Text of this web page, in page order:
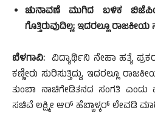
ಚುನಾವಣೆ ಮುಗಿದ ಬಳಿಕ
ಗೊತ್ತಿರುವುದಿಲ್ಲ; ಇದರಲ್ಲೂ ರಾಜಕೀಯ
ಬೆಳಗಾವಿ: ವಿದ್ಯಾರ್ಥಿನಿ ನೇಹಾ ಹತ್ಯೆ
ಕಣ್ಣೀರು ಸುರಿಸುತ್ತಿದ್ದು, ಇದರಲ್ಲೂ
ತುಂಬಾ ನಾಚಿಗೇಡಿತನದ ಸಂಗತಿ ಎಂದು
ಸಚಿವೆ ಲಕ್ಷ್ಮೀ ಆರ್ ಹೆಬ್ಬಾಳ್ಕರ್ ಲೇವಡಿ